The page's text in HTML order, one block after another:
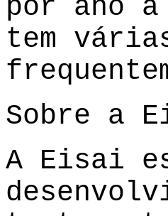
por ano
tem
Sobre a
A Eisai